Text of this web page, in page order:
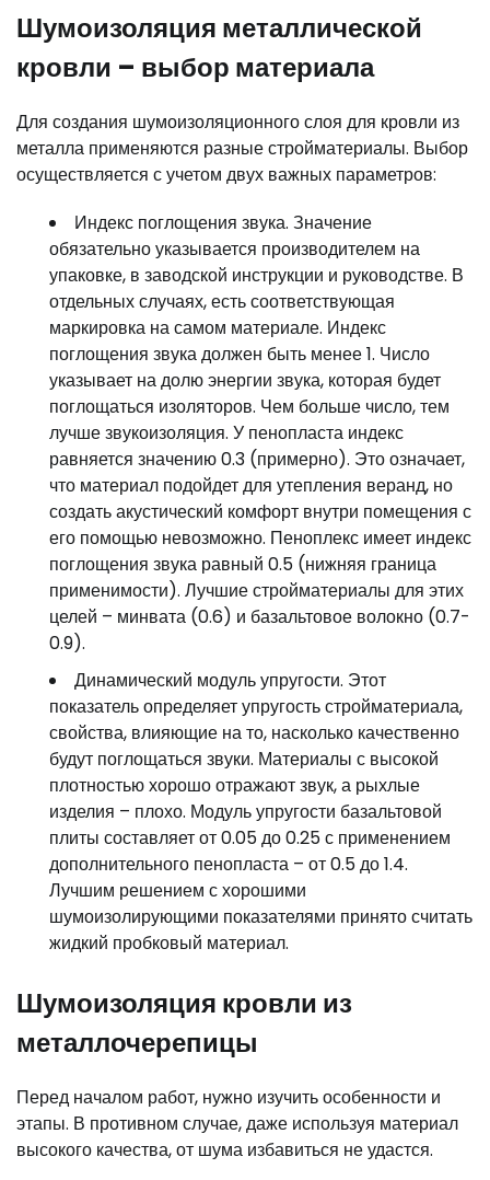
Шумоизоляция металлической
кровли – выбор материала
Для создания шумоизоляционного слоя для кровли из
металла применяются разные стройматериалы. Выбор
осуществляется с учетом двух важных параметров:
Индекс поглощения звука. Значение
обязательно указывается производителем на
упаковке, в заводской инструкции и руководстве. В
отдельных случаях, есть соответствующая
маркировка на самом материале. Индекс
поглощения звука должен быть менее 1. Число
указывает на долю энергии звука, которая будет
поглощаться изоляторов. Чем больше число, тем
лучше звукоизоляция. У пенопласта индекс
равняется значению 0.3 (примерно). Это означает,
что материал подойдет для утепления веранд, но
создать акустический комфорт внутри помещения с
его помощью невозможно. Пеноплекс имеет индекс
поглощения звука равный 0.5 (нижняя граница
применимости). Лучшие стройматериалы для этих
целей – минвата (0.6) и базальтовое волокно (0.7-
0.9).
Динамический модуль упругости. Этот
показатель определяет упругость стройматериала,
свойства, влияющие на то, насколько качественно
будут поглощаться звуки. Материалы с высокой
плотностью хорошо отражают звук, а рыхлые
изделия – плохо. Модуль упругости базальтовой
плиты составляет от 0.05 до 0.25 с применением
дополнительного пенопласта – от 0.5 до 1.4.
Лучшим решением с хорошими
шумоизолирующими показателями принято считать
жидкий пробковый материал.
Шумоизоляция кровли из
металлочерепицы
Перед началом работ, нужно изучить особенности и
этапы. В противном случае, даже используя материал
высокого качества, от шума избавиться не удастся.